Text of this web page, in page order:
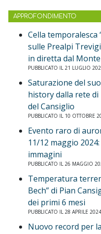
APPROFONDIMENTO
Cella temporalesca
sulle Prealpi
in diretta dal
PUBBLICATO IL 21 LUGLIO
Saturazione del
history dalla rete
del Cansiglio
PUBBLICATO IL 10 OTTOBRE
Evento raro di
11/12 maggio
immagini
PUBBLICATO IL 26 MAGGIO
Temperatura
Bech” di Pian
dei primi 6 mesi
PUBBLICATO IL 28 APRILE 2024
Nuovo record per